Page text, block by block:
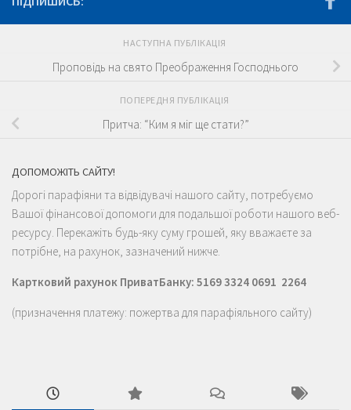
НАСТУПНА ПУБЛІКАЦІЯ
Проповідь на свято Преображення Господнього
ПОПЕРЕДНЯ ПУБЛІКАЦІЯ
Притча: “Ким я міг ще стати?”
ДОПОМОЖІТЬ САЙТУ!
Дорогі парафіяни та відвідувачі нашого сайту, потребуємо
Вашої фінансової допомоги для подальшої роботи нашого веб-
ресурсу. Перекажіть будь-яку суму грошей, яку вважаєте за
потрібне, на рахунок, зазначений нижче.
Картковий рахунок ПриватБанку: 5169 3324 0691 2264
(призначення платежу: пожертва для парафіяльного сайту)